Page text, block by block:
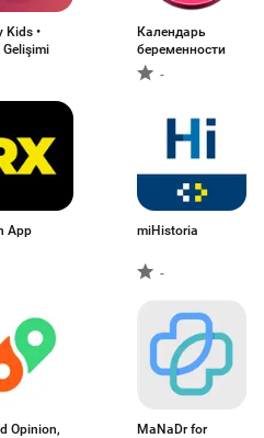
Kids •
Gelişimi
Календарь
беременности
-
App miHistoria
-
Opinion,
MaNaDr for